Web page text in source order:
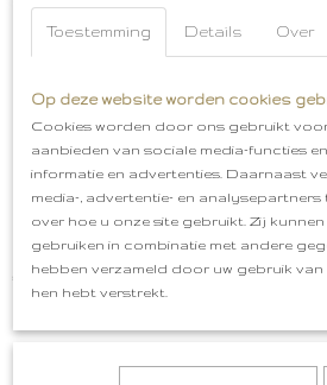
Hartjes Ring
€ 9,99
Toestemming Details Over
Op deze website worden cookies
Cookies worden door ons gebruikt
aanbieden van sociale media-functies
informatie en advertenties. Daarnaast
media-, advertentie- en
over hoe u onze site gebruikt. Zij
gebruiken in combinatie met andere
hebben verzameld door uw gebruik van
hen hebt verstrekt.